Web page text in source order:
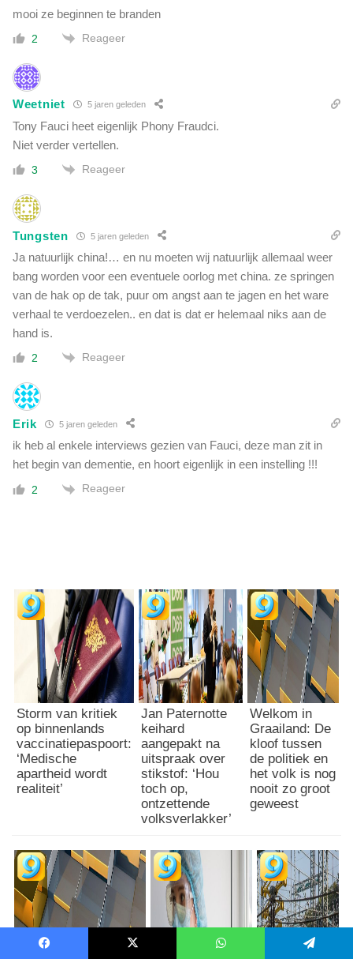
mooi ze beginnen te branden
2 Reageer
Weetniet 5 jaren geleden
Tony Fauci heet eigenlijk Phony Fraudci.
Niet verder vertellen.
3 Reageer
Tungsten 5 jaren geleden
Ja natuurlijk china!… en nu moeten wij natuurlijk allemaal weer
bang worden voor een eventuele oorlog met china. ze springen
van de hak op de tak, puur om angst aan te jagen en het ware
verhaal te verdoezelen.. en dat is dat er helemaal niks aan de
hand is.
2 Reageer
Erik 5 jaren geleden
ik heb al enkele interviews gezien van Fauci, deze man zit in
het begin van dementie, en hoort eigenlijk in een instelling !!!
2 Reageer
Storm van kritiek
op binnenlands
vaccinatiepaspoort:
‘Medische
apartheid wordt
realiteit’
Jan Paternotte
keihard
aangepakt na
uitspraak over
stikstof: ‘Hou
toch op,
ontzettende
volksverlakker’
Welkom in
Graailand: De
kloof tussen
de politiek en
het volk is nog
nooit zo groot
geweest